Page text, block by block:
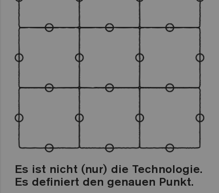
Es ist nicht (nur) die Technologie.
Es definiert den genauen Punkt.